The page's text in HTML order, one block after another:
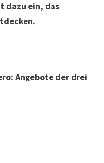
dazu ein, das
Angebote der drei